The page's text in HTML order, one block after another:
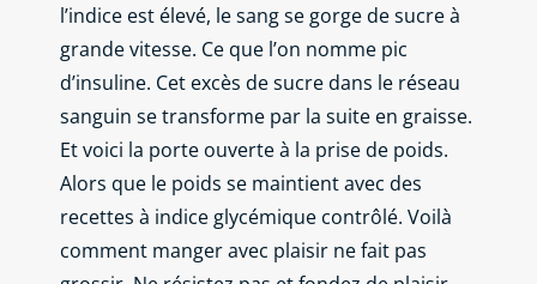
l’indice est élevé, le sang se gorge de sucre à
grande vitesse. Ce que l’on nomme pic
d’insuline. Cet excès de sucre dans le réseau
sanguin se transforme par la suite en graisse.
Et voici la porte ouverte à la prise de poids.
Alors que le poids se maintient avec des
recettes à indice glycémique contrôlé. Voilà
comment manger avec plaisir ne fait pas